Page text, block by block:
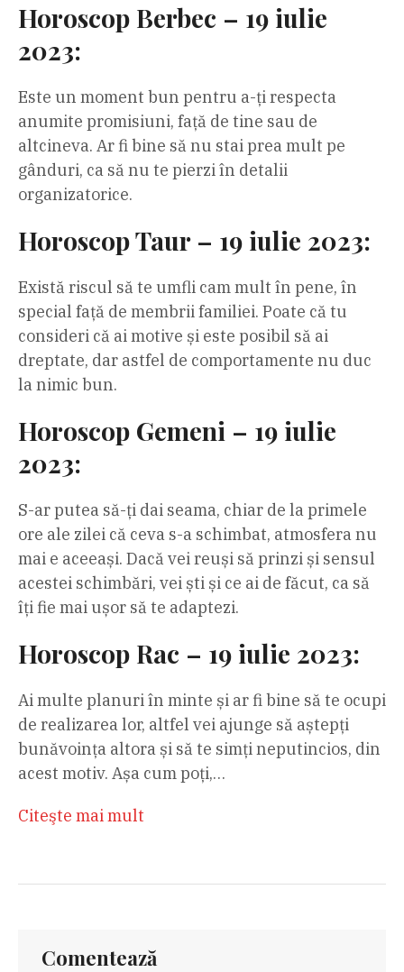
Horoscop Berbec – 19 iulie
2023:
Este un moment bun pentru a-ți respecta
anumite promisiuni, față de tine sau de
altcineva. Ar fi bine să nu stai prea mult pe
gânduri, ca să nu te pierzi în detalii
organizatorice.
Horoscop Taur – 19 iulie 2023:
Există riscul să te umfli cam mult în pene, în
special față de membrii familiei. Poate că tu
consideri că ai motive și este posibil să ai
dreptate, dar astfel de comportamente nu duc
la nimic bun.
Horoscop Gemeni – 19 iulie
2023:
S-ar putea să-ți dai seama, chiar de la primele
ore ale zilei că ceva s-a schimbat, atmosfera nu
mai e aceeași. Dacă vei reuși să prinzi și sensul
acestei schimbări, vei ști și ce ai de făcut, ca să
îți fie mai ușor să te adaptezi.
Horoscop Rac – 19 iulie 2023:
Ai multe planuri în minte și ar fi bine să te ocupi
de realizarea lor, altfel vei ajunge să aștepți
bunăvoința altora și să te simți neputincios, din
acest motiv. Așa cum poți,…
Citeşte mai mult
Comentează